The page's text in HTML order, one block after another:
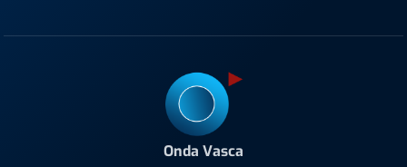
Onda Vasca